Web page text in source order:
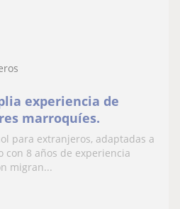
experiencia de
marroquíes.
para extranjeros, adaptadas a
con 8 años de experiencia
migran...